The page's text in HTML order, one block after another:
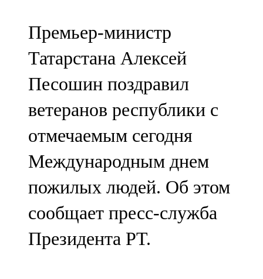
Минзәлә
107,3 FM
Мөслим
100,0 FM
Нурлат
104,7 FM
Олы Әтнә
71,42 FM
Сарман
Премьер-министр
Татарстана Алексей
Песошин поздравил
ветеранов республики с
отмечаемым сегодня
Международным днем
пожилых людей. Об этом
сообщает пресс-служба
Президента РТ.